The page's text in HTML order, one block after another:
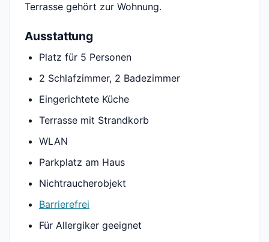
Terrasse gehört zur Wohnung.
Ausstattung
Platz für 5 Personen
2 Schlafzimmer, 2 Badezimmer
Eingerichtete Küche
Terrasse mit Strandkorb
WLAN
Parkplatz am Haus
Nichtraucherobjekt
Barrierefrei
Für Allergiker geeignet